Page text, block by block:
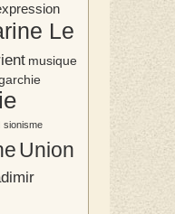
Le
musique
sionisme
Union